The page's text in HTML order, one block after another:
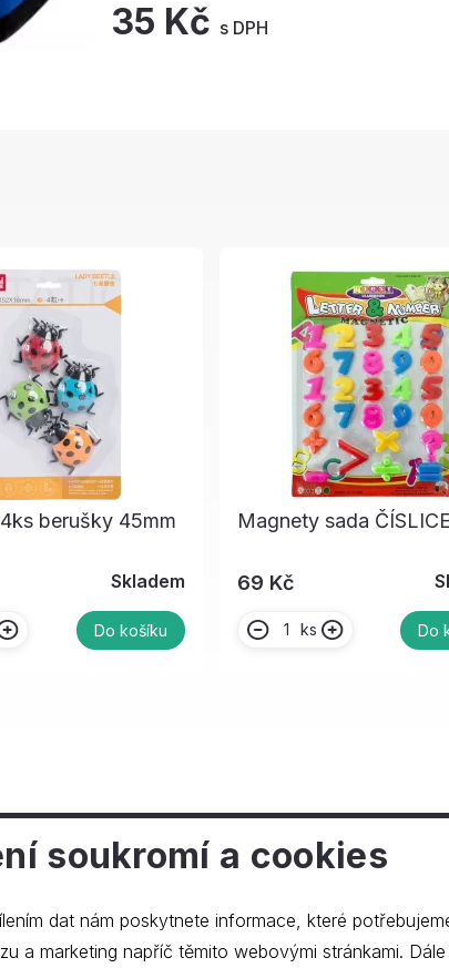
35 Kč s DPH
berušky 45mm
Skladem
Do košíku
Magnety sada
69 Kč
ks Do
soukromí a cookies
dat nám poskytnete informace, které
napříč těmito webovými stránkami. Dále souhlasíte s